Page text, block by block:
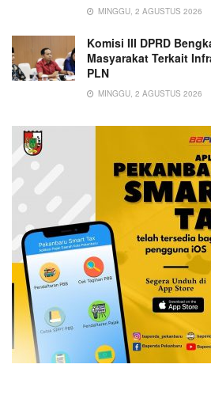
MINGGU, 2 AGUSTUS 2026
Komisi III DPRD
Masyarakat Terkait
PLN
MINGGU, 2 AGUSTUS 2026